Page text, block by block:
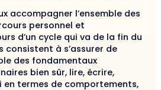
accompagner l’ensemble des
personnel et
d’un cycle qui va de la fin du
consistent à s’assurer de
des fondamentaux
bien sûr, lire, écrire,
en termes de comportements,